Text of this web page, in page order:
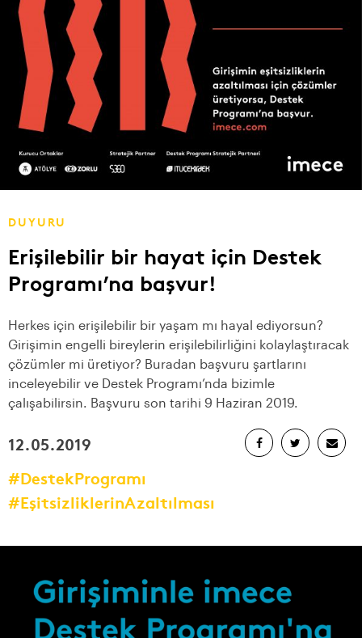
DUYURU
Erişilebilir bir hayat için Destek
Programı’na başvur!
Herkes için erişilebilir bir yaşam mı hayal ediyorsun?
Girişimin engelli bireylerin erişilebilirliğini kolaylaştıracak
çözümler mi üretiyor? Buradan başvuru şartlarını
inceleyebilir ve Destek Programı’nda bizimle
çalışabilirsin. Başvuru son tarihi 9 Haziran 2019.
12.05.2019
#DestekProgramı
#EşitsizliklerinAzaltılması